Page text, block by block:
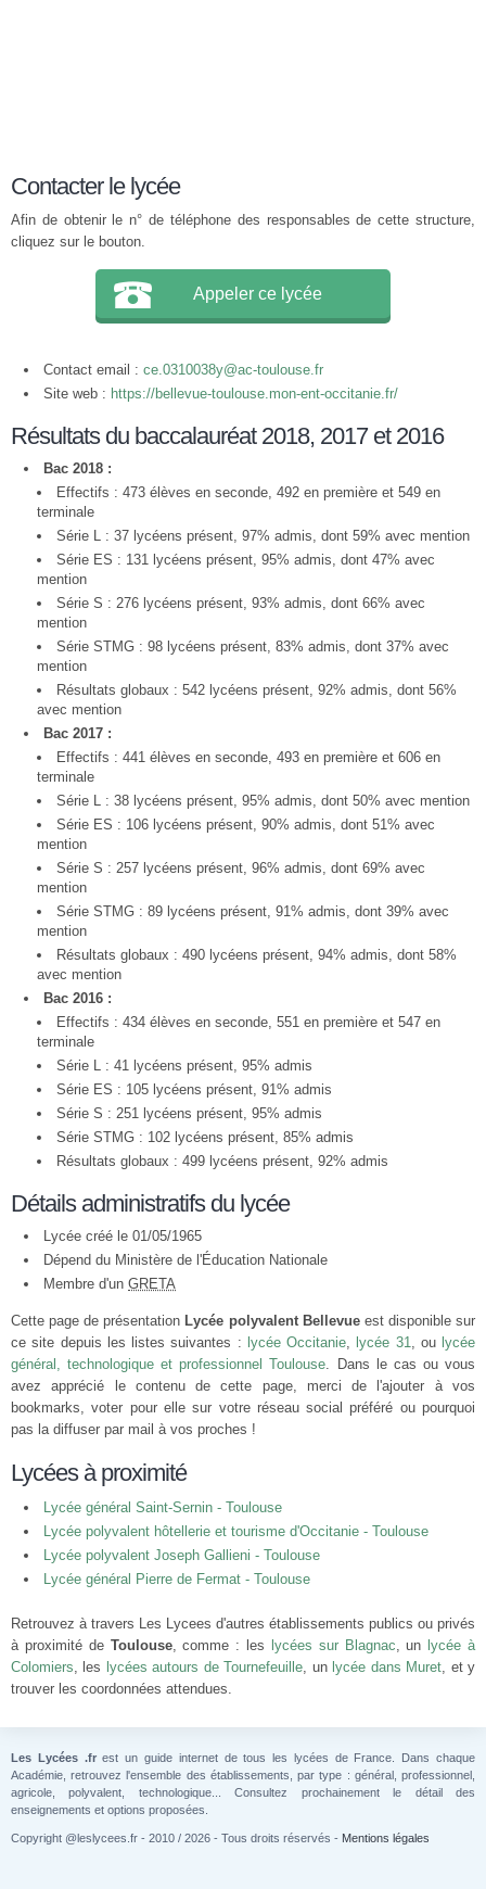
Contacter le lycée
Afin de obtenir le n° de téléphone des responsables de cette structure,
cliquez sur le bouton.
Appeler ce lycée
Contact email : ce.0310038y@ac-toulouse.fr
Site web : https://bellevue-toulouse.mon-ent-occitanie.fr/
Résultats du baccalauréat 2018, 2017 et 2016
Bac 2018 :
Effectifs : 473 élèves en seconde, 492 en première et 549 en
terminale
Série L : 37 lycéens présent, 97% admis, dont 59% avec mention
Série ES : 131 lycéens présent, 95% admis, dont 47% avec
mention
Série S : 276 lycéens présent, 93% admis, dont 66% avec
mention
Série STMG : 98 lycéens présent, 83% admis, dont 37% avec
mention
Résultats globaux : 542 lycéens présent, 92% admis, dont 56%
avec mention
Bac 2017 :
Effectifs : 441 élèves en seconde, 493 en première et 606 en
terminale
Série L : 38 lycéens présent, 95% admis, dont 50% avec mention
Série ES : 106 lycéens présent, 90% admis, dont 51% avec
mention
Série S : 257 lycéens présent, 96% admis, dont 69% avec
mention
Série STMG : 89 lycéens présent, 91% admis, dont 39% avec
mention
Résultats globaux : 490 lycéens présent, 94% admis, dont 58%
avec mention
Bac 2016 :
Effectifs : 434 élèves en seconde, 551 en première et 547 en
terminale
Série L : 41 lycéens présent, 95% admis
Série ES : 105 lycéens présent, 91% admis
Série S : 251 lycéens présent, 95% admis
Série STMG : 102 lycéens présent, 85% admis
Résultats globaux : 499 lycéens présent, 92% admis
Détails administratifs du lycée
Lycée créé le 01/05/1965
Dépend du Ministère de l'Éducation Nationale
Membre d'un GRETA
Cette page de présentation Lycée polyvalent Bellevueest disponible sur
ce site depuis les listes suivantes : lycée Occitanie, lycée 31, ou lycée
général, technologique et professionnel Toulouse. Dans le cas ou vous
avez apprécié le contenu de cette page, merci de l'ajouter à vos
bookmarks, voter pour elle sur votre réseau social préféré ou pourquoi
pas la diffuser par mail à vos proches !
Lycées à proximité
Lycée général Saint-Sernin - Toulouse
Lycée polyvalent hôtellerie et tourisme d'Occitanie - Toulouse
Lycée polyvalent Joseph Gallieni - Toulouse
Lycée général Pierre de Fermat - Toulouse
Retrouvez à travers Les Lycees d'autres établissements publics ou privés
à proximité de Toulouse, comme : les lycées sur Blagnac, un lycée à
Colomiers, les lycées autours de Tournefeuille, un lycée dans Muret, et y
trouver les coordonnées attendues.
Les Lycées .frest un guide internet de tous les lycées de France. Dans chaque
Académie, retrouvez l'ensemble des établissements, par type : général, professionnel,
agricole, polyvalent, technologique... Consultez prochainement le détail des
enseignements et options proposées.
Copyright @leslycees.fr - 2010 / 2026 - Tous droits réservés - Mentions légales